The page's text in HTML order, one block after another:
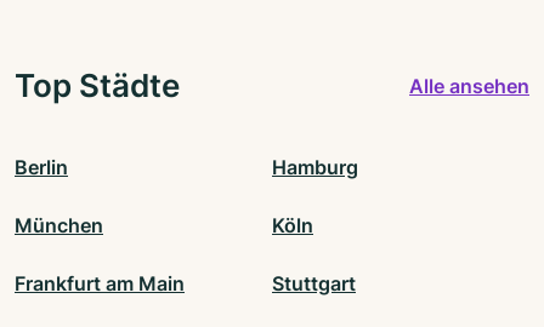
Top Städte Alle ansehen
Berlin Hamburg
München Köln
Frankfurt am Main Stuttgart